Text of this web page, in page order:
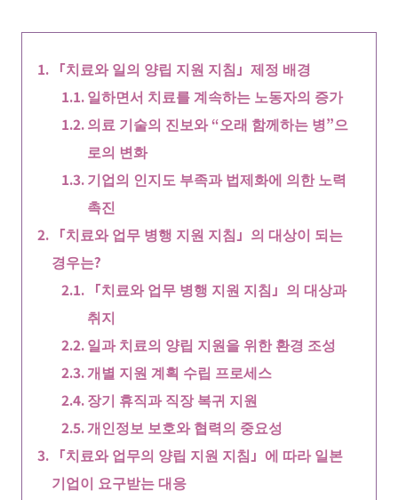
「치료와 일의 양립 지원 지침」제정 배경
일하면서 치료를 계속하는 노동자의 증가
의료 기술의 진보와 “오래 함께하는 병”으
로의 변화
기업의 인지도 부족과 법제화에 의한 노력
촉진
「치료와 업무 병행 지원 지침」의 대상이 되는
경우는?
「치료와 업무 병행 지원 지침」의 대상과
취지
일과 치료의 양립 지원을 위한 환경 조성
개별 지원 계획 수립 프로세스
장기 휴직과 직장 복귀 지원
개인정보 보호와 협력의 중요성
「치료와 업무의 양립 지원 지침」에 따라 일본
기업이 요구받는 대응